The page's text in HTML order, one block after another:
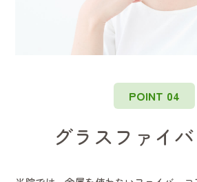
POINT 04
グラスファイ